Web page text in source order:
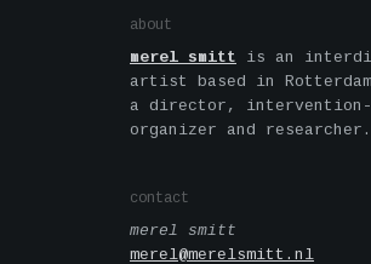
about
merel smitt is an
artist based in
a director, intervention-
organizer and researcher.
contact
merel smitt
merel@merelsmitt.nl